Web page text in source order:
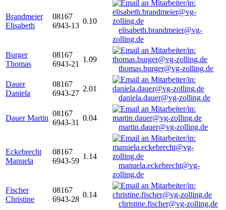
Brandmeier
Elisabeth
08167
6943-13
0.10
elisabeth.brandmeier@vg-
zolling.de
Burger
Thomas
08167
6943-21
1.09
thomas.burger@vg-zolling.de
Dauer
Daniela
08167
6943-27
2.01
daniela.dauer@vg-zolling.de
Dauer Martin
08167
6943-31
0.04
martin.dauer@vg-zolling.de
Eckebrecht
Manuela
08167
6943-59
1.14
manuela.eckebrecht@vg-
zolling.de
Fischer
Christine
08167
6943-28
0.14
christine.fischer@vg-zolling.de